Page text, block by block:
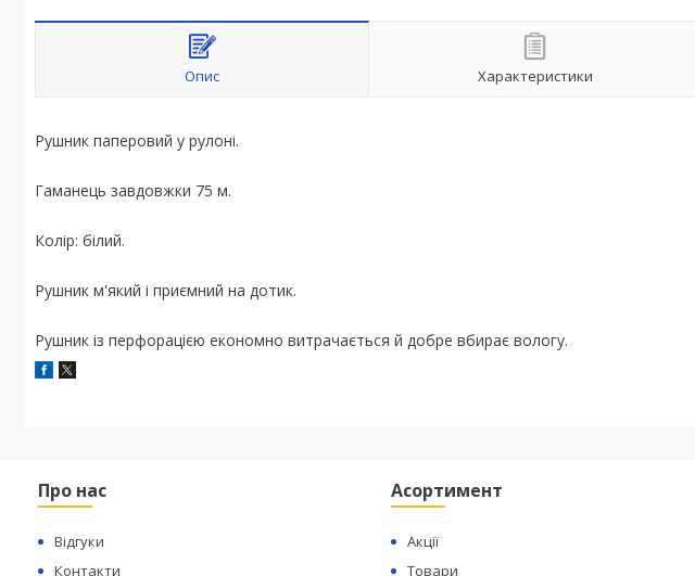
Опис Характеристики
Рушник паперовий у рулоні.
Гаманець завдовжки 75 м.
Колір: білий.
Рушник м'який і приємний на дотик.
Рушник із перфорацією економно витрачається й добре вбирає вологу.
Про нас
Відгуки
Контакти
Асортимент
Акції
Товари